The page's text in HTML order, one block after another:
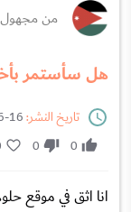
من مجهول
هل سأستمر
تاريخ النشر:
0
0
انا اثق في موقع